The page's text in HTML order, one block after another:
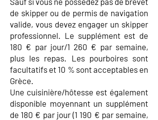
de skipper ou de permis de navigation
valide, vous devez engager un skipper
professionnel. Le supplément est de
180 € par jour/1 260 € par semaine,
plus les repas. Les pourboires sont
facultatifs et 10 % sont acceptables en
Grèce.
Une cuisinière/hôtesse est également
disponible moyennant un supplément
de 180 € par jour (1 190 € par semaine,